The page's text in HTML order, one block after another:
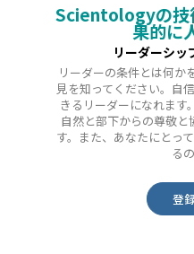
Scientologyの技
果的に
リーダーシッ
リーダーの条件とは何
見を知ってください。自
きるリーダーになれます
自然と部下からの尊敬と
す。また、あなたにとっ
る
登